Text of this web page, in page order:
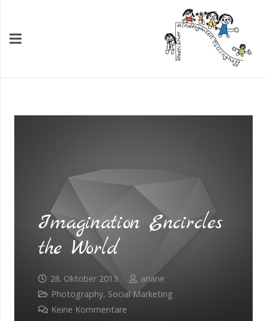
Imagination Encircles
the World
28. Oktober 2013
ariane
Photography, Social Marketing
Keine Kommentare